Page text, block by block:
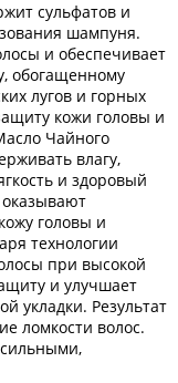
сульфатов и
шампуня.
и обеспечивает
обогащенному
лугов и горных
кожи головы и
Чайного
влагу,
и здоровый
головы и
технологии
при высокой
и улучшает
укладки. Результат
ломкости волос.